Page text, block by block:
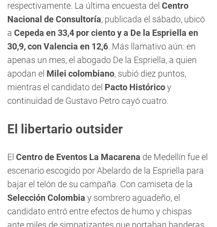
respectivamente. La última encuesta del Centro
Nacional de Consultoría, publicada el sábado, ubicó
a Cepeda en 33,4 por ciento y a De la Espriella en
30,9, con Valencia en 12,6. Más llamativo aún: en
apenas un mes, el abogado De la Espriella, a quien
apodan el Milei colombiano, subió diez puntos,
mientras el candidato del Pacto Históricoy
continuidad de Gustavo Petro cayó cuatro.
El libertario outsider
El Centro de Eventos La Macarena de Medellín fue el
escenario escogido por Abelardo de la Espriella para
bajar el telón de su campaña. Con camiseta de la
Selección Colombia y sombrero aguadeño, el
candidato entró entre efectos de humo y chispas
ante miles de simpatizantes que portaban banderas